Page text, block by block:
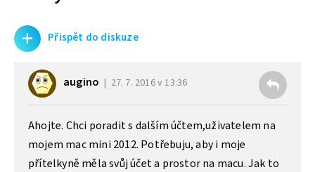
+ Přispět do diskuze
augino 27. 7. 2016 v 13:36
Ahojte. Chci poradit s dalším účtem,uživatelem na
mojem mac mini 2012. Potřebuju, aby i moje
přítelkyně měla svůj účet a prostor na macu. Jak to